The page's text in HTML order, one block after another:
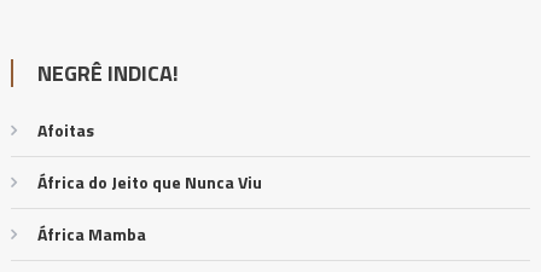
NEGRÊ INDICA!
Afoitas
África do Jeito que Nunca Viu
África Mamba